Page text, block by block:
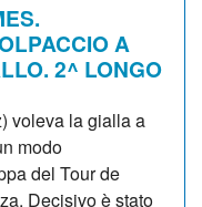
A
2^ LONGO
voleva la gialla a
modo
del Tour de
Decisivo è stato